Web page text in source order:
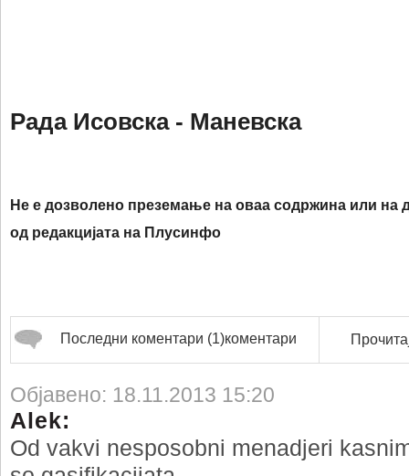
Рада Исовска - Маневска
Не е дозволено преземање на оваа содржина или на
од редакцијата на Плусинфо
Последни коментари (1)коментари
Објавено: 18.11.2013 15:20
Alek:
Od vakvi nesposobni menadjeri